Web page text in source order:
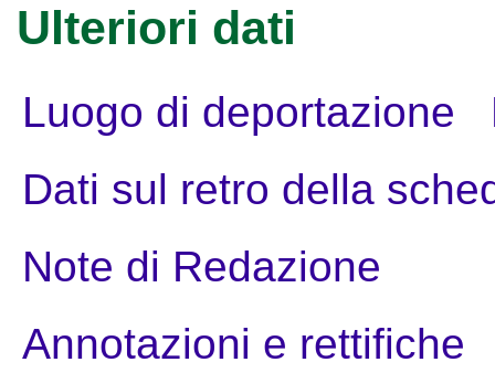
Ulteriori dati
Luogo di deportazione
Dati sul retro della
Note di Redazione
Annotazioni e rettifiche